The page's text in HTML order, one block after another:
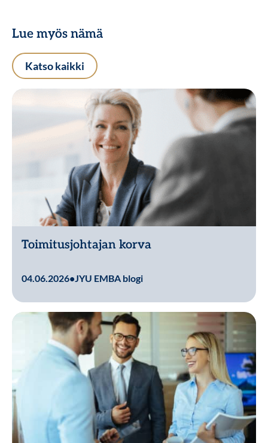
Lue myös nämä
Katso kaikki
Toimitusjohtajan korva
04.06.2026•JYU EMBA blogi